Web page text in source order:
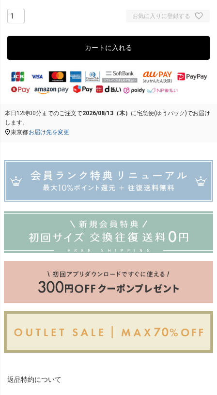
お気に入りに登録する
カートに入れる
本日 12時00分までのご注文で2026/08/13（木） に宅急便(ゆうパック)でお届け
します。
東京都お届け先を変更
返品特約について